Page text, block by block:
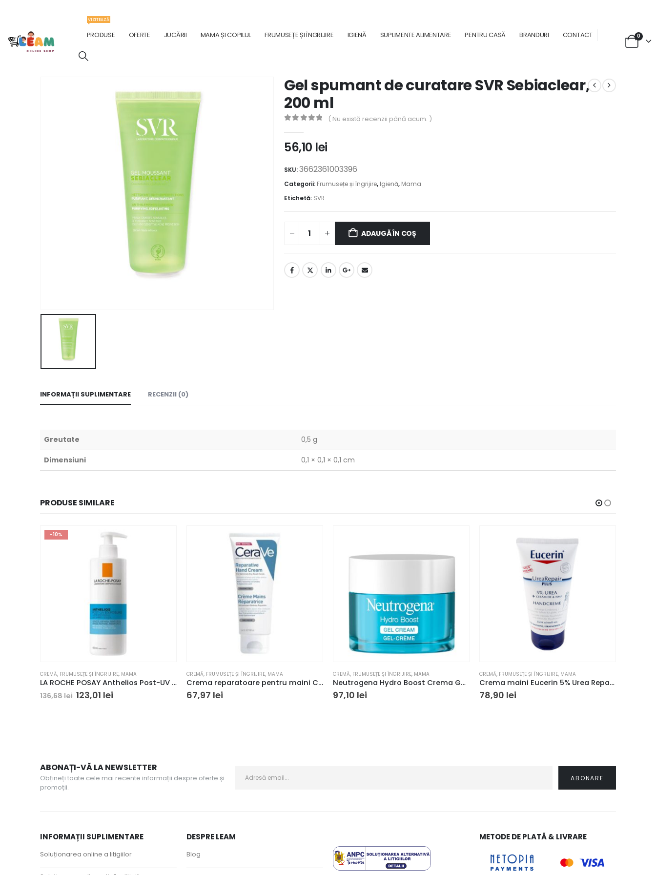
PRODUSE
VIZITEAZĂ
OFERTE JUCĂRII MAMA ȘI COPILUL FRUMUSEȚE ȘI ÎNGRIJIRE IGIENĂ SUPLIMENTE ALIMENTARE PENTRU CASĂ BRANDURI CONTACT 0
Gel spumant de curatare SVR Sebiaclear,
200 ml
( Nu există recenzii până acum. )
56,10 lei
SKU:3662361003396
Categorii: Frumusețe și îngrijire, Igienă, Mama
Etichetă: SVR
ADAUGĂ ÎN COȘ
INFORMAȚII SUPLIMENTARE RECENZII (0)
Greutate 0,5 g
Dimensiuni 0,1 × 0,1 × 0,1 cm
PRODUSE SIMILARE
-10%
CREMĂ, FRUMUSEȚE ȘI ÎNGRIJIRE, MAMA
LA ROCHE POSAY Anthelios Post-UV Exposure Lapte după soare, 400 ml
136,68lei Prețul
123,01 lei
CREMĂ, FRUMUSEȚE ȘI ÎNGRIJIRE, MAMA
Crema reparatoare pentru maini CeraVe, 100 ml
67,97 lei
CREMĂ, FRUMUSEȚE ȘI ÎNGRIJIRE, MAMA
Neutrogena Hydro Boost Crema Gel Hidratanta 50ml
97,10 lei
CREMĂ, FRUMUSEȚE ȘI ÎNGRIJIRE, MAMA
Crema maini Eucerin 5% Urea Repair Plus 75 ml
78,90 lei
ABONAȚI-VĂ LA NEWSLETTER
Obțineți toate cele mai recente informații despre oferte și
promoții.
INFORMAȚII SUPLIMENTARE
Soluționarea online a litigiilor
DESPRE LEAM
Blog
METODE DE PLATĂ & LIVRARE